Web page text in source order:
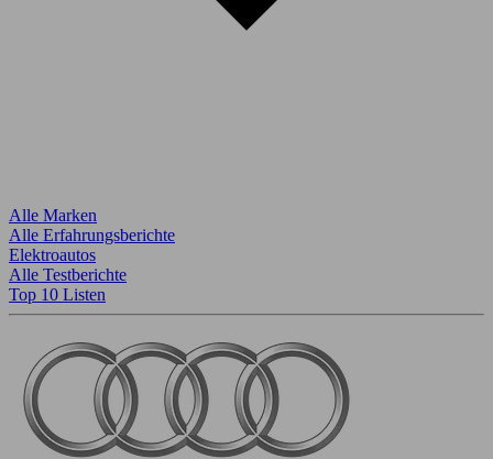
Alle Marken
Alle Erfahrungsberichte
Elektroautos
Alle Testberichte
Top 10 Listen